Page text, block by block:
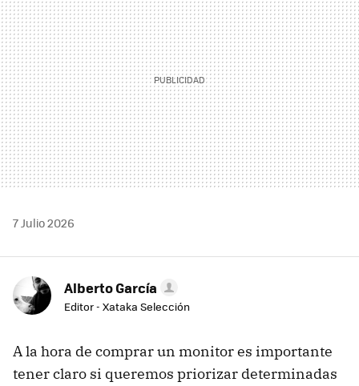
7 Julio 2026
Alberto García
Editor - Xataka Selección
A la hora de comprar un monitor es importante
tener claro si queremos priorizar determinadas